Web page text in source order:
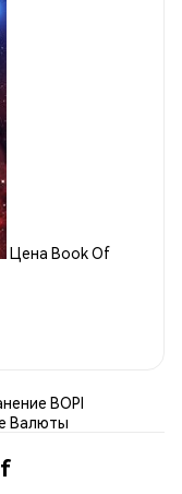
Цена Book Of
BOPI
Валюты